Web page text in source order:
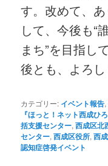
す。改めて、
して、今後も“
まち”を目指し
後とも、よろし
カテゴリー: イベント報告,
『ほっと！ネット西成ひろ
括支援センター,西成区北
センター,西成区役所,西
認知症啓発イベント